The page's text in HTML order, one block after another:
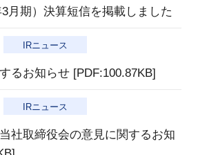
月期）決算短信を掲載しました
IRニュース
るお知らせ [PDF:100.87KB]
IRニュース
社取締役会の意見に関するお知